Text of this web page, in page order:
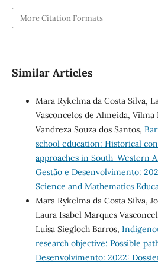
More Citation Formats
Similar Articles
Mara Rykelma da Costa Silva,
Vasconcelos de Almeida, Vilma
Vandreza Souza dos Santos,
school education: Historical
approaches in South-Western
Gestão e Desenvolvimento:
Science and Mathematics
Mara Rykelma da Costa Silva,
Laura Isabel Marques
Luísa Siegloch Barros,
research objective: Possible
Desenvolvimento: 2022: